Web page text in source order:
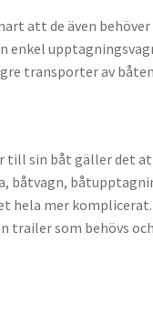
att de även
enkel
transporter av
till sin båt gäller det
båtvagn,
hela mer
som behövs